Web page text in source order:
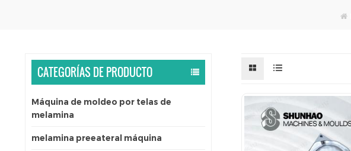
CATEGORÍAS DE PRODUCTO
Máquina de moldeo por telas de
melamina
melamina preeateral máquina